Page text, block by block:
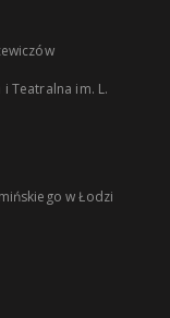
i Teatralna im. L.
w Łodzi